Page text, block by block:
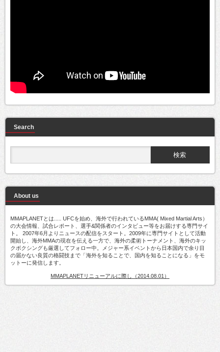
Search
About us
MMAPLANETとは..... UFCを始め、海外で行われているMMA( Mixed Martial Arts）
の大会情報、試合レポート、選手&関係者のインタビュー等をお届けする専門サイ
ト。 2007年6月よりニュースの配信をスタート。2009年に専門サイトとして活動
開始し、海外MMAの現在を伝える一方で、海外の柔術トーナメント、海外のキッ
クボクシングも厳選してフォロー中。メジャー系イベントから日本国内で余り目
の届かない良質の格闘技まで「海外を知ることで、国内を知ることになる」をモ
ットーに発信します。
MMAPLANETリニューアルに際し（2014.08.01）